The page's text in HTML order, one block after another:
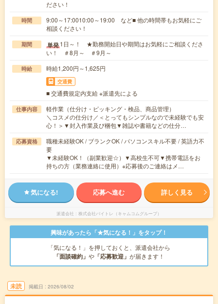
ださい！
時間
9:00～17:0010:00～19:00 など■ 他の時間帯もお気軽にご
相談ください！
期間 単発1日～！ ★勤務開始日や期間はお気軽にご相談くださ
い！ ＃8月～ ＃9月～
時給 時給1,200円～1,625円
交通費
■ 交通費規定内支給 ※派遣先による
仕事内容
軽作業（仕分け・ピッキング・検品、商品管理）
＼コスメの仕分け／＜とってもシンプルなので未経験でも安
心！＞▼封入作業及び梱包▼雑誌や書籍などの仕分…
応募資格
職種未経験OK / ブランクOK / パソコンスキル不要 / 英語力不
要
▼未経験OK！（副業歓迎☆）▼高校生不可▼携帯電話をお
持ちの方（業務連絡に使用）※応募後のご連絡はメ…
気になる! 応募へ進む 詳しく見る
派遣会社 株式会社バイトレ（キャムコムグループ）
興味があったら「★気になる！」をタップ！
「気になる！」を押しておくと、派遣会社から
「面談確約」 や 「応募歓迎」 が届きます！
未読 掲載日 2026/08/02